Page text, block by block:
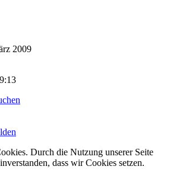
2009
Durch die Nutzung unserer Seite
dass wir Cookies setzen.